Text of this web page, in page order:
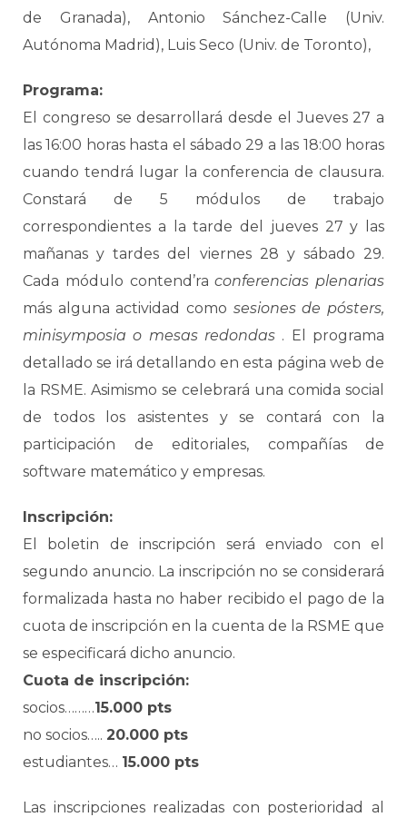
de Granada), Antonio Sánchez-Calle (Univ.
Autónoma Madrid), Luis Seco (Univ. de Toronto),
Programa:
El congreso se desarrollará desde el Jueves 27 a
las 16:00 horas hasta el sábado 29 a las 18:00 horas
cuando tendrá lugar la conferencia de clausura.
Constará de 5 módulos de trabajo
correspondientes a la tarde del jueves 27 y las
mañanas y tardes del viernes 28 y sábado 29.
Cada módulo contend’raconferencias plenarias
más alguna actividad como sesiones de pósters,
minisymposia o mesas redondas . El programa
detallado se irá detallando en esta página web de
la RSME. Asimismo se celebrará una comida social
de todos los asistentes y se contará con la
participación de editoriales, compañías de
software matemático y empresas.
Inscripción:
El boletin de inscripción será enviado con el
segundo anuncio. La inscripción no se considerará
formalizada hasta no haber recibido el pago de la
cuota de inscripción en la cuenta de la RSME que
se especificará dicho anuncio.
Cuota de inscripción:
socios………15.000 pts
no socios….. 20.000 pts
estudiantes… 15.000 pts
Las inscripciones realizadas con posterioridad al